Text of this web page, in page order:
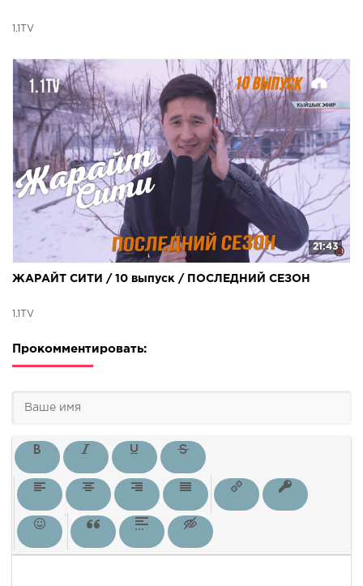
1.1TV
21:43
ЖАРАЙТ СИТИ / 10 выпуск / ПОСЛЕДНИЙ СЕЗОН
1.1TV
Прокомментировать: